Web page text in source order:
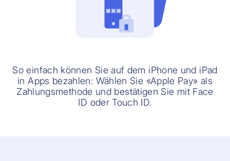
So einfach können Sie auf dem iPhone und iPad
in Apps bezahlen: Wählen Sie «Apple Pay» als
Zahlungsmethode und bestätigen Sie mit Face
ID oder Touch ID.